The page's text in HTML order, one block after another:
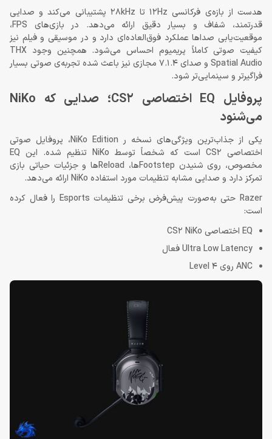
هدست از بازه‌ی فرکانسی 12Hz تا 28kHz پشتیبانی می‌کند و صدایی
قدرتمند، شفاف و بسیار دقیق ارائه می‌دهد. در بازی‌های FPS،
موقعیت‌یابی صداها عملکرد فوق‌العاده‌ای دارد و در موسیقی و فیلم نیز
کیفیت صوتی کاملاً پریمیوم احساس می‌شود. همچنین وجود THX
Spatial Audio و صدای 7.1.4 مجازی نیز باعث شده تجربه‌ی صوتی بسیار
فراگیرتر و سینمایی‌تر شود.
پروفایل EQ اختصاصی CS2؛ صدایی که NiKo
می‌شنود
یکی از جذاب‌ترین ویژگی‌های نسخه‌ ر NiKo Edition، پروفایل صوتی
اختصاصی CS2 است که شخصاً توسط NiKo تنظیم شده. این EQ
مخصوص، روی شنیدن Footstepها، Reloadها و جزئیات حیاتی بازی
تمرکز دارد و صدایی مشابه تنظیمات مورد استفاده NiKo ارائه می‌دهد.
Razer حتی به‌صورت پیش‌فرض برخی تنظیمات Esports را فعال کرده
است:
EQ اختصاصی CS2 NiKo
Ultra Low Latency فعال
ANC روی Level 4